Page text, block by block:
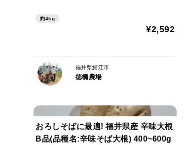
約4kg
¥2,592
福井県鯖江市
徳橋農場
おろしそばに最適! 福井県産 辛味大根
B品(品種名:辛味そば大根) 400~600g